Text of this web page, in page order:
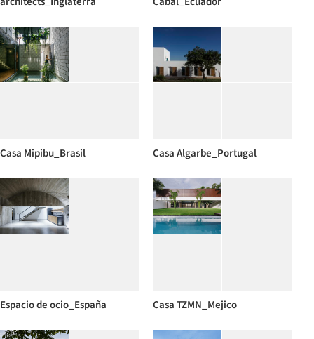
Casa Mipibu_Brasil Casa Algarbe_Portugal
Espacio de ocio_España Casa TZMN_Mejico